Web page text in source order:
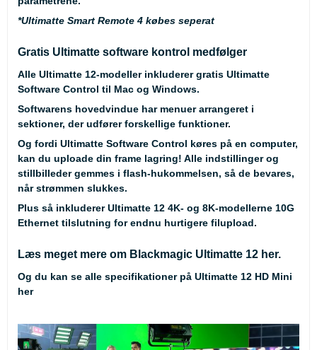
*Ultimatte Smart Remote 4 købes seperat
Gratis Ultimatte software kontrol medfølger
Alle Ultimatte 12-modeller inkluderer gratis Ultimatte
Software Control til Mac og Windows.
Softwarens hovedvindue har menuer arrangeret i
sektioner, der udfører forskellige funktioner.
Og fordi Ultimatte Software Control køres på en computer,
kan du uploade din frame lagring! Alle indstillinger og
stillbilleder gemmes i flash-hukommelsen, så de bevares,
når strømmen slukkes.
Plus så inkluderer Ultimatte 12 4K- og 8K-modellerne 10G
Ethernet tilslutning for endnu hurtigere filupload.
Læs meget mere om Blackmagic Ultimatte 12 her.
Og du kan se alle specifikationer på Ultimatte 12 HD Mini
her